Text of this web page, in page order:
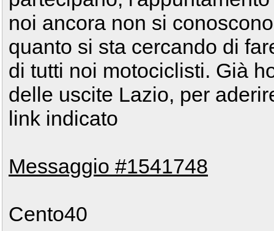
noi ancora non si
quanto si sta cercando di
di tutti noi motociclisti. Già
delle uscite Lazio, per
link indicato
Messaggio #1541748
Cento40